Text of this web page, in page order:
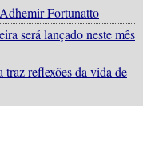
Fortunatto
será lançado neste mês
reflexões da vida de